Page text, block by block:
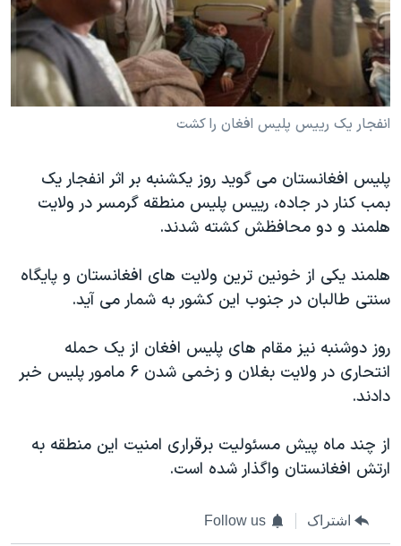
فرهنگ و زندگی
حقوق شهروندی
اقتصادی
گالری عکس
آرشیو پخش زنده
مستندها
انتخابات ریاست جمهوری آمریکا ۲۰۲۴
حمله جمهوری اسلامی به اسرائیل
اعتراضات زن، زندگی، آزادی
مجموعه مستندهای دادخواهی
دادگاه حمید نوری
چهل سال گروگان‌گیری
قانون شفافیت دارائی کادر رهبری ایران
اعتراضات مردمی آبان ۹۸
اسرائیل در جنگ
نرگس محمدی برنده جایزه نوبل صلح
همایش محافظه‌کاران آمریکا «سی‌پک»
سفر پرزیدنت ترامپ به چین
دنبال کنید
زبانهای مختلف
انفجار یک رییس پلیس افغان را کشت
پلیس افغانستان می گوید روز یکشنبه بر اثر انفجار یک
بمب کنار در جاده، رییس پلیس منطقه گرمسر در ولایت
هلمند و دو محافظش کشته شدند.
هلمند یکی از خونین ترین ولایت های افغانستان و پایگاه
سنتی طالبان در جنوب این کشور به شمار می آید.
روز دوشنبه نیز مقام های پلیس افغان از یک حمله
انتحاری در ولایت بغلان و زخمی شدن ۶ مامور پلیس خبر
دادند.
از چند ماه پیش مسئولیت برقراری امنیت این منطقه به
ارتش افغانستان واگذار شده است.
اشتراک Follow us